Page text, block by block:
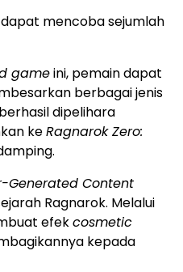
dapat mencoba sejumlah
gameini, pemain dapat
berbagai jenis
dipelihara
keRagnarok Zero:
Generated Content
Ragnarok. Melalui
efekcosmetic
kepada